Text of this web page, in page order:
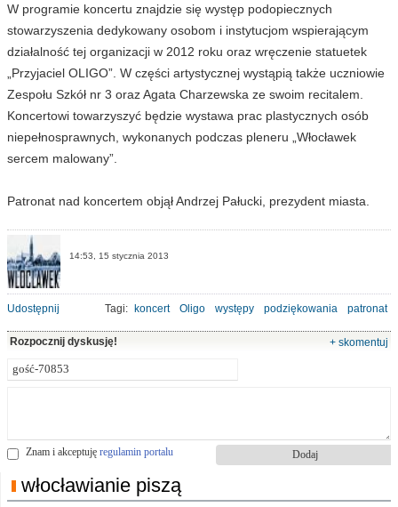
W programie koncertu znajdzie się występ podopiecznych
stowarzyszenia dedykowany osobom i instytucjom wspierającym
działalność tej organizacji w 2012 roku oraz wręczenie statuetek
„Przyjaciel OLIGO”. W części artystycznej wystąpią także uczniowie
Zespołu Szkół nr 3 oraz Agata Charzewska ze swoim recitalem.
Koncertowi towarzyszyć będzie wystawa prac plastycznych osób
niepełnosprawnych, wykonanych podczas pleneru „Włocławek
sercem malowany”.
Patronat nad koncertem objął Andrzej Pałucki, prezydent miasta.
14:53, 15 stycznia 2013
Udostępnij Tagi: koncert Oligo występy podziękowania patronat
Rozpocznij dyskusję! + skomentuj
Znam i akceptuję regulamin portalu
włocławianie piszą